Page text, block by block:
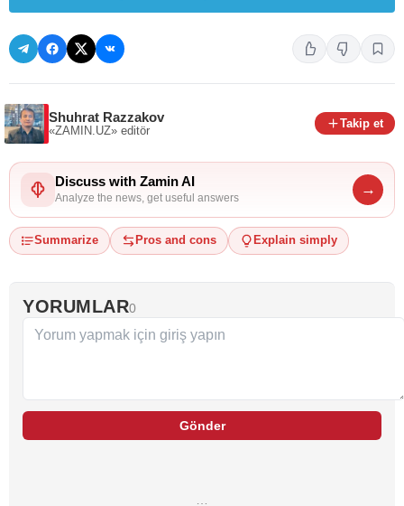
Shuhrat Razzakov
«ZAMIN.UZ» editör
Takip et
Discuss with Zamin AI
Analyze the news, get useful answers
→
Summarize Pros and cons Explain simply
YORUMLAR0
Gönder